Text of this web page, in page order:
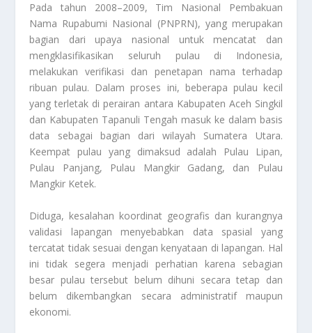
Pada tahun 2008–2009, Tim Nasional Pembakuan
Nama Rupabumi Nasional (PNPRN), yang merupakan
bagian dari upaya nasional untuk mencatat dan
mengklasifikasikan seluruh pulau di Indonesia,
melakukan verifikasi dan penetapan nama terhadap
ribuan pulau. Dalam proses ini, beberapa pulau kecil
yang terletak di perairan antara Kabupaten Aceh Singkil
dan Kabupaten Tapanuli Tengah masuk ke dalam basis
data sebagai bagian dari wilayah Sumatera Utara.
Keempat pulau yang dimaksud adalah Pulau Lipan,
Pulau Panjang, Pulau Mangkir Gadang, dan Pulau
Mangkir Ketek.
Diduga, kesalahan koordinat geografis dan kurangnya
validasi lapangan menyebabkan data spasial yang
tercatat tidak sesuai dengan kenyataan di lapangan. Hal
ini tidak segera menjadi perhatian karena sebagian
besar pulau tersebut belum dihuni secara tetap dan
belum dikembangkan secara administratif maupun
ekonomi.